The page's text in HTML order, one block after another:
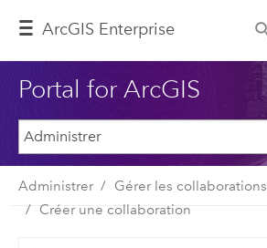
ArcGIS Enterprise
Portal for ArcGIS
Administrer
Gérer les collaborations
Créer une collaboration